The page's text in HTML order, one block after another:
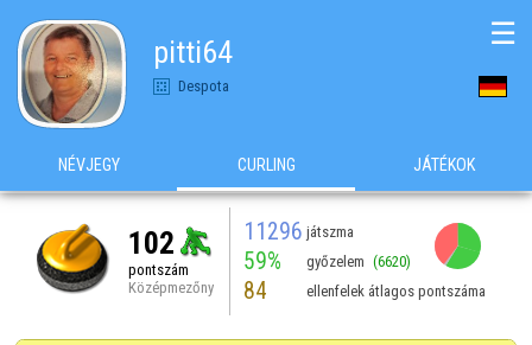
pitti64
Despota
☰
NÉVJEGY CURLING JÁTÉKOK
102
pontszám
Középmezőny
11296 játszma
59% győzelem (6620)
84 ellenfelek átlagos pontszáma